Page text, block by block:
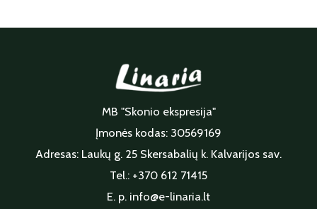
MB "Skonio ekspresija"
Įmonės kodas: 30569169
Adresas: Laukų g. 25 Skersabalių k. Kalvarijos sav.
Tel.: +370 612 71415
E. p. info@e-linaria.lt